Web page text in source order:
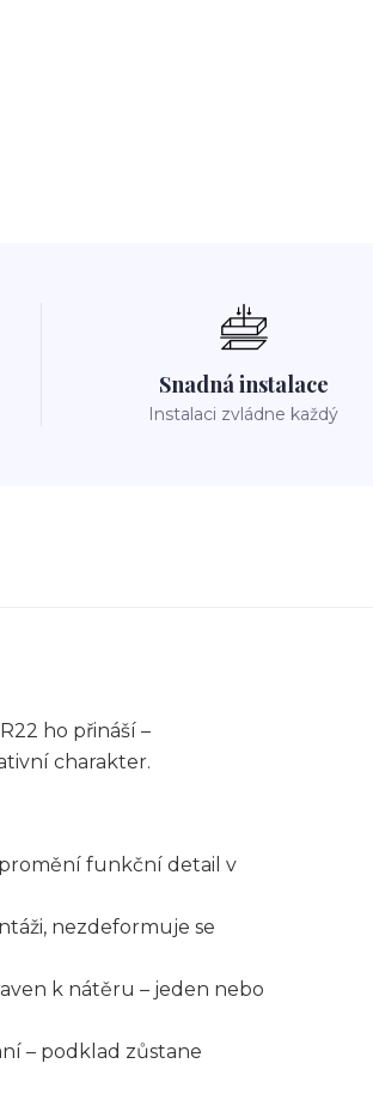
Snadná instalace
Instalaci zvládne každý
ho přináší –
charakter.
funkční detail v
nezdeformuje se
k nátěru – jeden nebo
– podklad zůstane